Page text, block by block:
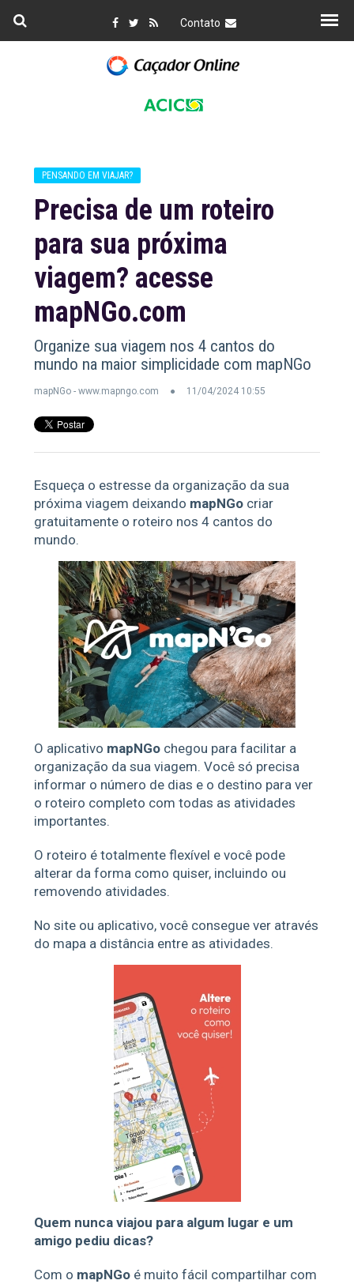
Contato
PENSANDO EM VIAJAR?
Precisa de um roteiro
para sua próxima
viagem? acesse
mapNGo.com
Organize sua viagem nos 4 cantos do
mundo na maior simplicidade com mapNGo
mapNGo - www.mapngo.com 11/04/2024 10:55
Esqueça o estresse da organização da sua
próxima viagem deixando mapNGocriar
gratuitamente o roteiro nos 4 cantos do
mundo.
O aplicativo mapNGochegou para facilitar a
organização da sua viagem. Você só precisa
informar o número de dias e o destino para ver
o roteiro completo com todas as atividades
importantes.
O roteiro é totalmente flexível e você pode
alterar da forma como quiser, incluindo ou
removendo atividades.
No site ou aplicativo, você consegue ver através
do mapa a distância entre as atividades.
Quem nunca viajou para algum lugar e um
amigo pediu dicas?
Com o mapNGoé muito fácil compartilhar com